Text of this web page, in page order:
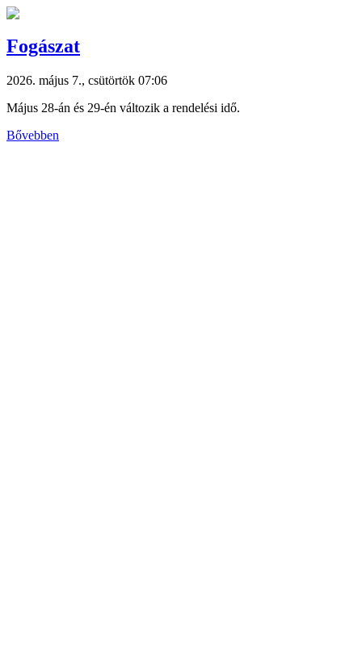
Fogászat
2026. május 7., csütörtök 07:06
Május 28-án és 29-én változik a rendelési idő.
Bővebben